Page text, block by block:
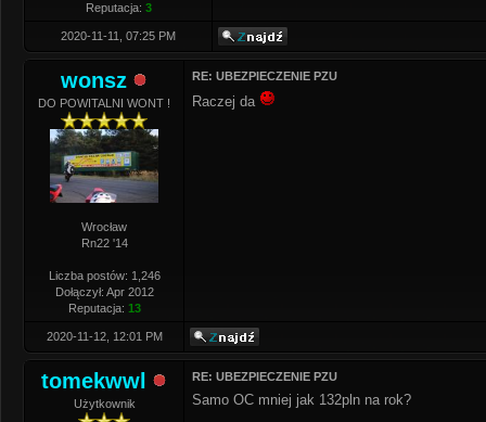
Reputacja: 3
2020-11-11, 07:25 PM
wonsz
DO POWITALNI WONT !
Wrocław
Rn22 '14
Liczba postów: 1,246
Dołączył: Apr 2012
Reputacja: 13
RE: UBEZPIECZENIE PZU
Raczej da
2020-11-12, 12:01 PM
tomekwwl
Użytkownik
RE: UBEZPIECZENIE PZU
Samo OC mniej jak 132pln na rok?